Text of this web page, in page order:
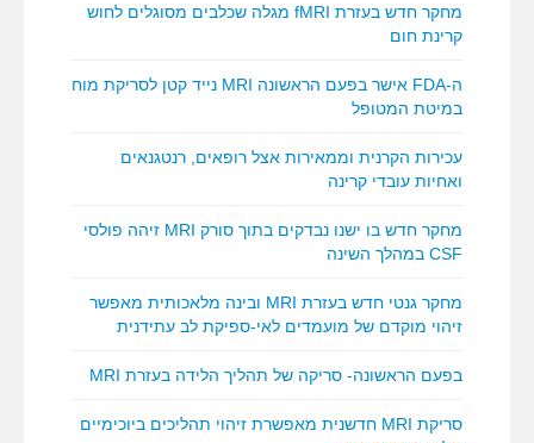
מחקר חדש בעזרת fMRI מגלה שכלבים מסוגלים לחוש
קרינת חום
ה-FDA אישר בפעם הראשונה MRI נייד קטן לסריקת מוח
במיטת המטופל
עכירות הקרנית וממאירות אצל רופאים, רנטגנאים
ואחיות עובדי קרינה
מחקר חדש בו ישנו נבדקים בתוך סורק MRI זיהה פולסי
CSF במהלך השינה
מחקר גנטי חדש בעזרת MRI ובינה מלאכותית מאפשר
זיהוי מוקדם של מועמדים לאי-ספיקת לב עתידנית
בפעם הראשונה- סריקה של תהליך הלידה בעזרת MRI
סריקת MRI חדשנית מאפשרת זיהוי תהליכים ביוכימיים